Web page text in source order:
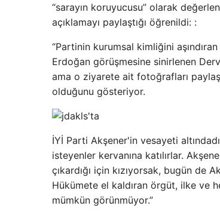
“sarayın koruyucusu” olarak
açıklamayı paylaştığı öğrenildi: :
“Partinin kurumsal kimliğini
Erdoğan görüşmesine sinirlenen
ama o ziyarete ait fotoğrafları
olduğunu gösteriyor.
İYİ Parti Akşener'in vesayeti
isteyenler kervanına katılırlar.
çıkardığı için kızıyorsak, bugün de
Hükümete el kaldıran örgüt, ilke ve
mümkün görünmüyor.”